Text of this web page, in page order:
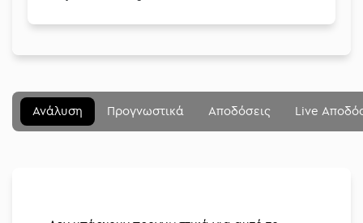
Ανάλυση Προγνωστικά Αποδόσεις Live
Μενού Κλείσιμο
Αναλύσεις